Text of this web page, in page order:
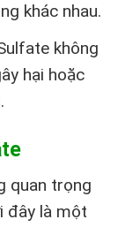
khác nhau.
không
hại hoặc
quan trọng
đây là một